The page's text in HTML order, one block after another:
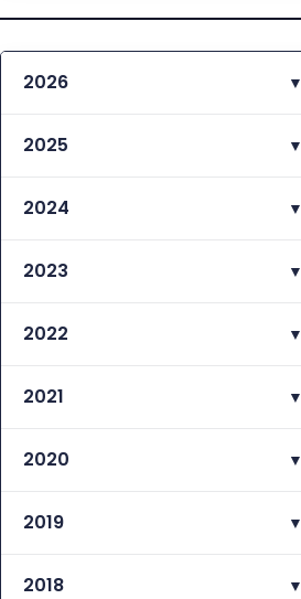
2026 ▼
2025 ▼
2024 ▼
2023 ▼
2022 ▼
2021 ▼
2020 ▼
2019 ▼
2018 ▼